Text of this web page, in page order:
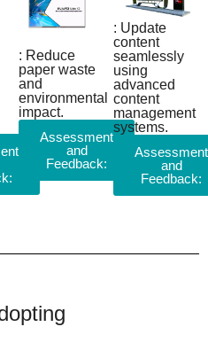
: Reduce
paper waste
and
environmental
impact.
Assessment
and
Feedback:
: Update
content
seamlessly
using
advanced
content
management
systems.
Assessment
and
Feedback: